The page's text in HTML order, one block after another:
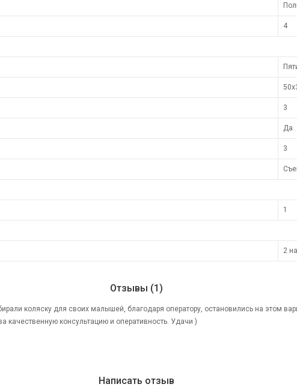
4
3
Да
3
1
2
Отзывы (1)
коляску для своих малышей, благодаря оператору, остановились на этом
качественную консультацию и оперативность. Удачи )
Написать отзыв